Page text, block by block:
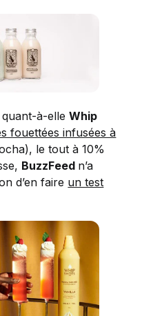
quant-à-elleWhip
fouettées infusées à
le tout à 10%
BuzzFeed n’a
d’en faire un test